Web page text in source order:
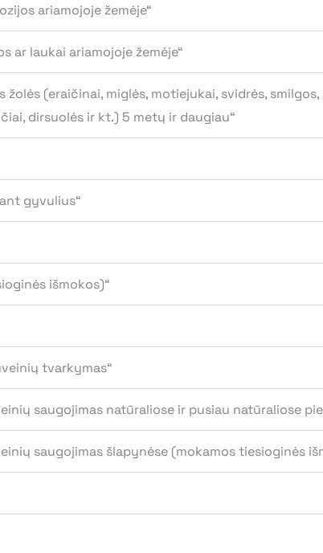
ariamojoje žemėje“
ar laukai ariamojoje žemėje“
(eraičinai, miglės, motiejukai, svidrės, smilgos,
dirsuolės ir kt.) 5 metų ir daugiau“
gyvulius“
išmokos)“
tvarkymas“
saugojimas natūraliose ir pusiau natūraliose
saugojimas šlapynėse (mokamos tiesioginės